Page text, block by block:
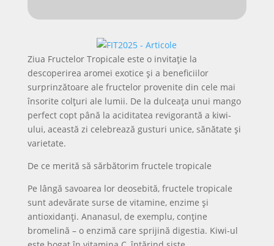
Ziua Fructelor Tropicale este o invitație la
descoperirea aromei exotice și a beneficiilor
surprinzătoare ale fructelor provenite din cele mai
însorite colțuri ale lumii. De la dulceața unui mango
perfect copt până la aciditatea revigorantă a kiwi-
ului, această zi celebrează gusturi unice, sănătate și
varietate.
De ce merită să sărbătorim fructele tropicale
Pe lângă savoarea lor deosebită, fructele tropicale
sunt adevărate surse de vitamine, enzime și
antioxidanți. Ananasul, de exemplu, conține
bromelină – o enzimă care sprijină digestia. Kiwi-ul